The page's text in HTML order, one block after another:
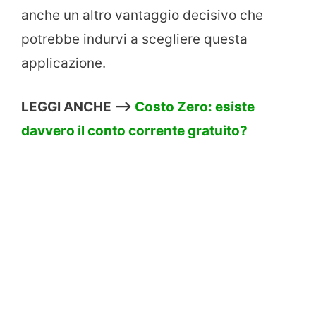
anche un altro vantaggio decisivo che
potrebbe indurvi a scegliere questa
applicazione.
LEGGI ANCHE –> Costo Zero: esiste
davvero il conto corrente gratuito?